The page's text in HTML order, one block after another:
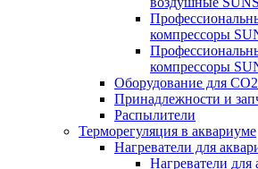
компрессоры
компрессоры
Оборудование для CO2
Принадлежности и
Распылители
Терморегуляция в аквариуме
Нагреватели для
Нагреватели